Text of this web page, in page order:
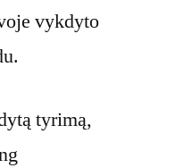
vykdyto
tyrimą,